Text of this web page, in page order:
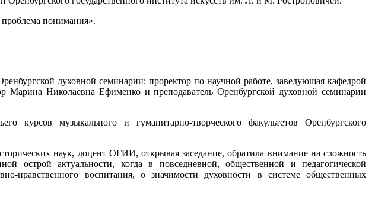
понимания».
духовной семинарии: проректор по научной работе, заведующая кафедрой
Марина Николаевна Ефименко и преподаватель Оренбургской духовной семинарии
курсов музыкального и гуманитарно-творческого факультетов Оренбургского
наук, доцент ОГИИ, открывая заседание, обратила внимание на сложность
острой актуальности, когда в повседневной, общественной и педагогической
нравственного воспитания, о значимости духовности в системе общественных